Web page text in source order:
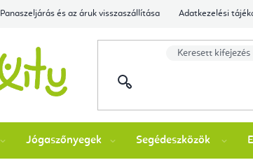
Panaszeljárás és az áruk visszaszállítása Adatkezelési
Jógaszőnyegek Segédeszközök